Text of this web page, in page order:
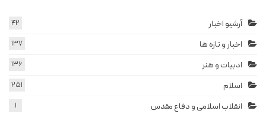
آرشیو اخبار 42
اخبار و تازه ها 137
ادبیات و هنر 136
اسلام 251
انقلاب اسلامی و دفاع مقدس 1